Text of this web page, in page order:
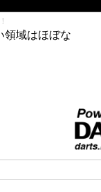
領域はほぼな